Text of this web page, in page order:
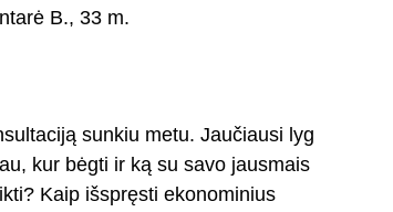
B., 33 m.
sunkiu metu. Jaučiausi lyg
kur bėgti ir ką su savo jausmais
Kaip išspręsti ekonominius